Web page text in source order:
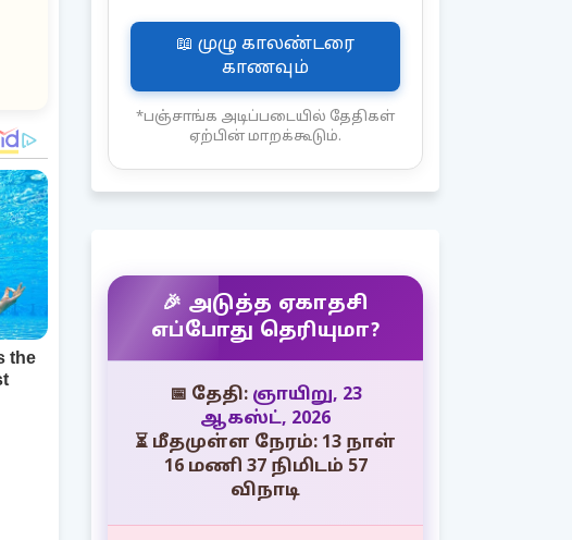
📖 முழு காலண்டரை
காணவும்
*பஞ்சாங்க அடிப்படையில் தேதிகள்
ஏற்பின் மாறக்கூடும்.
🎉 அடுத்த ஏகாதசி
எப்போது தெரியுமா?
📅 தேதி: ஞாயிறு, 23
ஆகஸ்ட், 2026
⏳ மீதமுள்ள நேரம்: 13 நாள்
16 மணி 37 நிமிடம் 56
விநாடி